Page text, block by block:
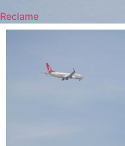
Reclame